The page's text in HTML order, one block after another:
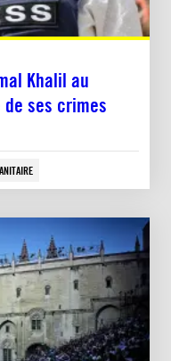
Khalil au
ses crimes